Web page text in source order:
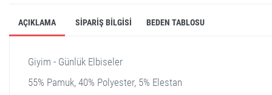
AÇIKLAMA SIPARIŞ BILGISI BEDEN TABLOSU
Giyim - Günlük Elbiseler
55% Pamuk, 40% Polyester, 5% Elestan